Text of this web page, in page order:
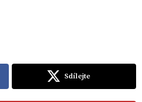
Sdílejte